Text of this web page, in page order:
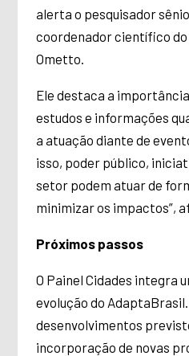
alerta o pesquisador
coordenador científico
Ometto.
Ele destaca a
estudos e informações
a atuação diante de
isso, poder público,
setor podem atuar de
minimizar os impactos”,
Próximos passos
O Painel Cidades integra
evolução do
desenvolvimentos
incorporação de novas